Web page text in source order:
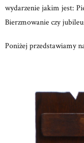
wydarzenie jakim jest:
Bierzmowanie czy
Poniżej przedstawiamy